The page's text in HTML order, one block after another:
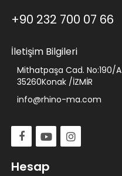
+90 232 700 07 66
İletişim Bilgileri
Mithatpaşa Cad. No:190/A
35260Konak /İZMİR
info@rhino-ma.com
Hesap